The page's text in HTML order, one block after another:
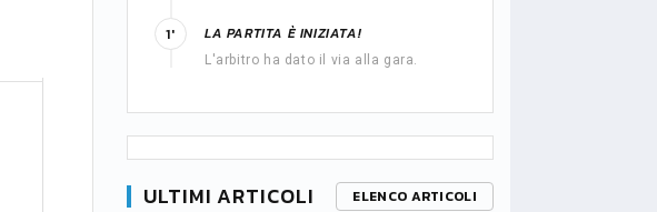
LA PARTITA È INIZIATA!
L'arbitro ha dato il via alla gara.
1'
ULTIMI ARTICOLI ELENCO ARTICOLI